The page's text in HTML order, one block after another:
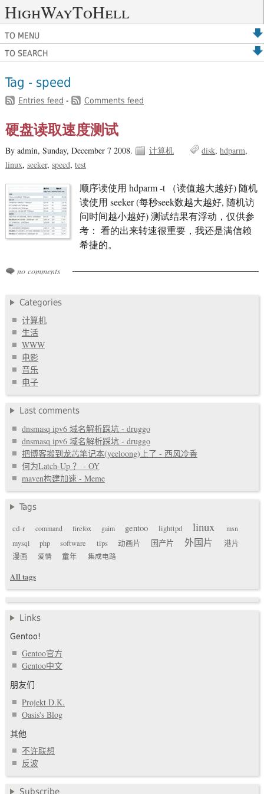
HighWayToHell
TO MENU
TO SEARCH
Tag - speed
Entries feed - Comments feed
硬盘读取速度测试
By admin, Sunday, December 7 2008. 计算机 disk hdparm
linux seeker speed test
顺序读使用 hdparm -t （读值越大越好) 随机
读使用 seeker (每秒seek数越大越好, 随机访
问时间越小越好) 测试结果有浮动，仅供参
考： 看的出来转速很重要，我还是满信赖
希捷的。
no comments
Categories
计算机
生活
WWW
电影
音乐
电子
Last comments
dnsmasq ipv6 域名解析踩坑 - druggo
dnsmasq ipv6 域名解析踩坑 - druggo
把博客搬到龙芯笔记本(yeeloong)上了 - 西风冷香
何为Latch-Up ？ - OY
maven构建加速 - Meme
Tags
cd-r
command firefox gaim gentoo lighttpd linux
msn
mysql
php software tips 动画片 国产片 外国片
港片
漫画
爱情 童年 集成电路
All tags
Links
Gentoo!
Gentoo官方
Gentoo中文
朋友们
Projekt D.K.
Oasis's Blog
其他
不许联想
反波
Subscribe